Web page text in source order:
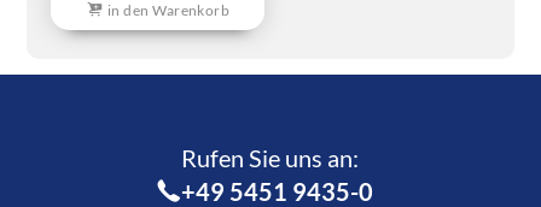
in den Warenkorb
Rufen Sie uns an:­
+49 5451 9435-0